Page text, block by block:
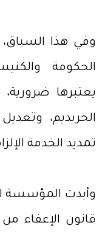
وفي هذا
الحكومة
يعتبرها
الحريديم،
تمديد الخدمة
وأبدت المؤسسة
قانون الإعفاء